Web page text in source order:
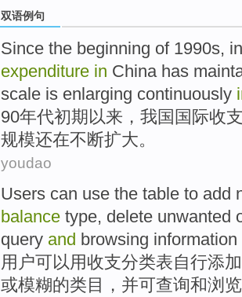
双语例句
Since the beginning of 1990s,
expenditure in China has
scale is enlarging continuously
90年代初期 以来 ， 我国 国际收
规模还在不断扩大。
youdao
Users can use the table to add
balance type, delete unwanted
query and browsing information
用户可以用 收支分类表自行添加
或模糊的类目， 并可查询和浏览